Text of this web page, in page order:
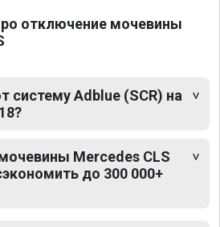
отключение мочевины
Adblue (SCR) на
Mercedes CLS
до 300 000+